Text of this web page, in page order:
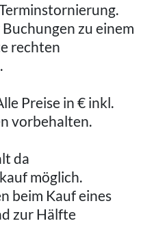
zu einem
rechten
Preise in € inkl.
vorbehalten.
da
möglich.
beim Kauf eines
zur Hälfte